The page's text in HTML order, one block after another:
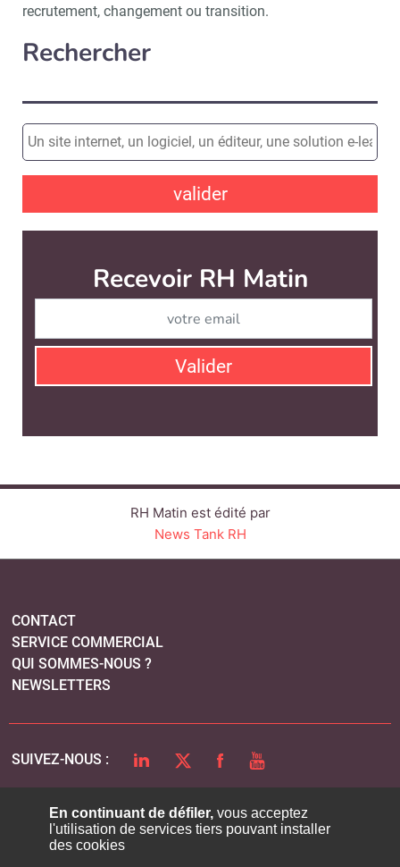
recrutement, changement ou transition.
Rechercher
valider
Recevoir RH Matin
Valider
RH Matin est édité par
News Tank RH
CONTACT
SERVICE COMMERCIAL
QUI SOMMES-NOUS ?
NEWSLETTERS
SUIVEZ-NOUS : LINKEDINTWITTERFACEBOOK
YOUTUBE
PLAN DU SITE
En continuant de défiler,vous acceptez
l'utilisation de services tiers pouvant installer
des cookies